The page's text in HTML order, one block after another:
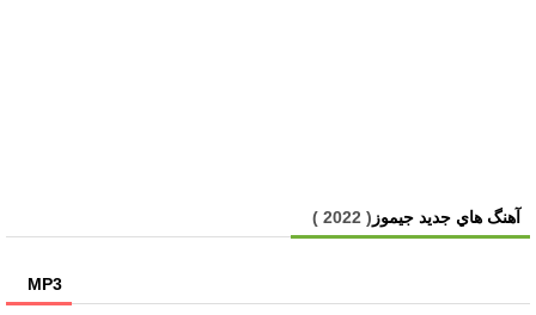
آهنگ هاي جديد جیموز ( 2022 )
MP3